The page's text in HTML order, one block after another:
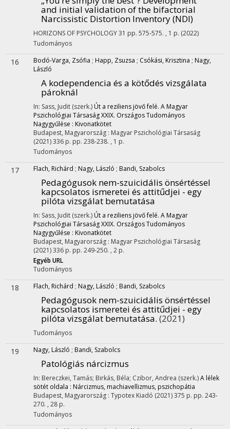
and initial validation of the bifactorial
Narcissistic Distortion Inventory (NDI)
HORIZONS OF PSYCHOLOGY31 pp. 575-575. , 1 p. (2022)
Tudományos
16 Bodó-Varga, Zsófia ; Happ, Zsuzsa ; Csókási, Krisztina ; Nagy,
László
A kodependencia és a kötődés vizsgálata
pároknál
In: Sass, Judit (szerk.) Út a reziliens jövő felé. A Magyar
Pszichológiai Társaság XXIX. Országos Tudományos
Nagygyűlése : Kivonatkötet
Budapest, Magyarország : Magyar Pszichológiai Társaság
(2021)336 p. pp. 238-238. , 1 p.
Tudományos
17 Flach, Richárd ; Nagy, László ; Bandi, Szabolcs
Pedagógusok nem-szuicidális önsértéssel
kapcsolatos ismeretei és attitűdjei - egy
pilóta vizsgálat bemutatása
In: Sass, Judit (szerk.) Út a reziliens jövő felé. A Magyar
Pszichológiai Társaság XXIX. Országos Tudományos
Nagygyűlése : Kivonatkötet
Budapest, Magyarország : Magyar Pszichológiai Társaság
(2021)336 p. pp. 249-250. , 2 p.
Egyéb URL
Tudományos
18 Flach, Richárd ; Nagy, László ; Bandi, Szabolcs
Pedagógusok nem-szuicidális önsértéssel
kapcsolatos ismeretei és attitűdjei - egy
pilóta vizsgálat bemutatása. (2021)
Tudományos
19 Nagy, László ; Bandi, Szabolcs
Patológiás nárcizmus
In: Bereczkei, Tamás; Birkás, Béla; Czibor, Andrea (szerk.)A lélek
sötét oldala : Nárcizmus, machiavellizmus, pszichopátia
Budapest, Magyarország : Typotex Kiadó (2021)375 p. pp. 243-
270. , 28 p.
Tudományos